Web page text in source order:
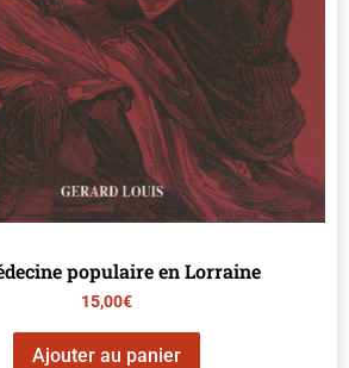
populaire en Lorraine
15,00€
Ajouter au panier